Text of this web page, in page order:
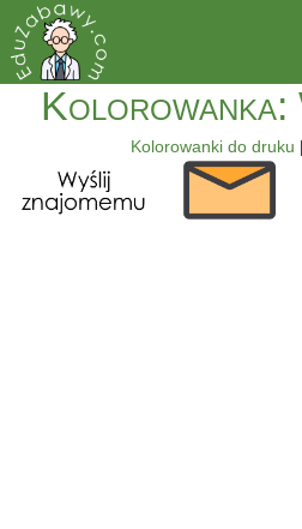
Kolorowanka:
Kolorowanki do druku |